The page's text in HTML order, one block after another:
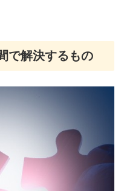
で解決するもの